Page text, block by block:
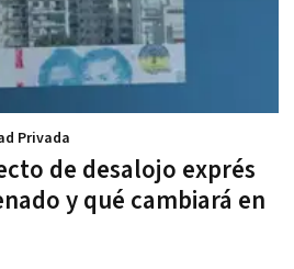
de desalojo exprés
y qué cambiará en
Privada